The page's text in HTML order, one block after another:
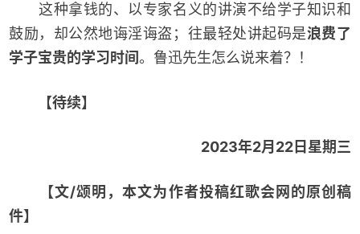
这种拿钱的、以专家名义的讲演不给学子知识和
鼓励，却公然地诲淫诲盗；往最轻处讲起码是浪费了
学子宝贵的学习时间。鲁迅先生怎么说来着？！
【待续】
2023年2月22日星期三
【文/颂明，本文为作者投稿红歌会网的原创稿
件】